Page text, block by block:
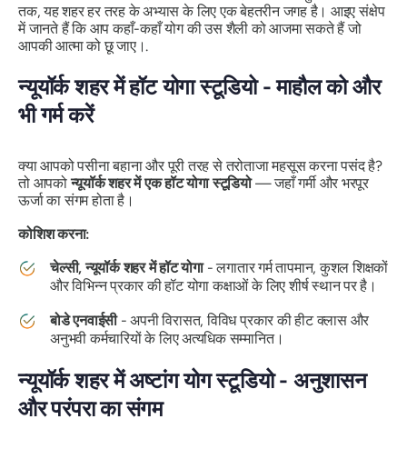
तक, यह शहर हर तरह के अभ्यास के लिए एक बेहतरीन जगह है। आइए संक्षेप
में जानते हैं कि आप कहाँ-कहाँ योग की उस शैली को आजमा सकते हैं जो
आपकी आत्मा को छू जाए।.
न्यूयॉर्क शहर में हॉट योगा स्टूडियो - माहौल को और
भी गर्म करें
क्या आपको पसीना बहाना और पूरी तरह से तरोताजा महसूस करना पसंद है?
तो आपकोन्यूयॉर्क शहर में एक हॉट योगा स्टूडियो— जहाँ गर्मी और भरपूर
ऊर्जा का संगम होता है।
कोशिश करना:
चेल्सी, न्यूयॉर्क शहर में हॉट योगा- लगातार गर्म तापमान, कुशल शिक्षकों
और विभिन्न प्रकार की हॉट योगा कक्षाओं के लिए शीर्ष स्थान पर है।
बोडे एनवाईसी- अपनी विरासत, विविध प्रकार की हीट क्लास और
अनुभवी कर्मचारियों के लिए अत्यधिक सम्मानित।
न्यूयॉर्क शहर में अष्टांग योग स्टूडियो - अनुशासन
और परंपरा का संगम